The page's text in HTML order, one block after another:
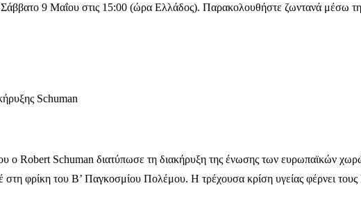
Σάββατο 9 Μαΐου στις 15:00 (ώρα Ελλάδος). Παρακολουθήστε ζωντανά μέσω
Schuman
ο Robert Schuman διατύπωσε τη διακήρυξη της ένωσης των ευρωπαϊκών
φρίκη του Β’ Παγκοσμίου Πολέμου. Η τρέχουσα κρίση υγείας φέρνει τους